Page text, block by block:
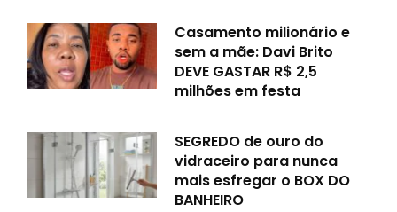
Casamento milionário e
sem a mãe: Davi Brito
DEVE GASTAR R$ 2,5
milhões em festa
SEGREDO de ouro do
vidraceiro para nunca
mais esfregar o BOX DO
BANHEIRO